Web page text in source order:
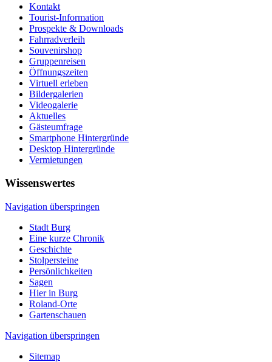
Kontakt
Tourist-Information
Prospekte & Downloads
Fahrradverleih
Souvenirshop
Gruppenreisen
Öffnungszeiten
Virtuell erleben
Bildergalerien
Videogalerie
Aktuelles
Gästeumfrage
Smartphone Hintergründe
Desktop Hintergründe
Vermietungen
Wissenswertes
Navigation überspringen
Stadt Burg
Eine kurze Chronik
Geschichte
Stolpersteine
Persönlichkeiten
Sagen
Hier in Burg
Roland-Orte
Gartenschauen
Navigation überspringen
Sitemap